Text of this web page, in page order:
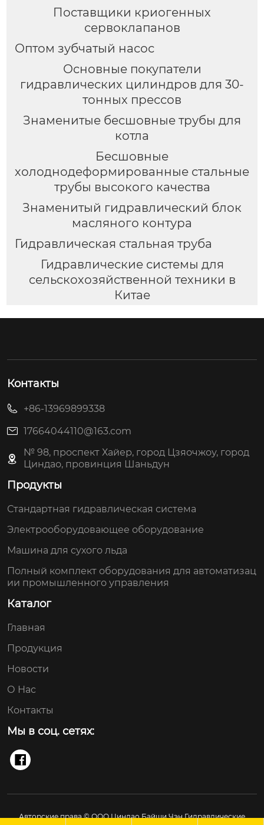
Поставщики криогенных
сервоклапанов
Оптом зубчатый насос
Основные покупатели
гидравлических цилиндров для 30-
тонных прессов
Знаменитые бесшовные трубы для
котла
Бесшовные
холоднодеформированные стальные
трубы высокого качества
Знаменитый гидравлический блок
масляного контура
Гидравлическая стальная труба
Гидравлические системы для
сельскохозяйственной техники в
Китае
Контакты
+86-13969899338
17664044110@163.com
№ 98, проспект Хайер, город Цзяочжоу, город
Циндао, провинция Шаньдун
Продукты
Стандартная гидравлическая система
Электрооборудовающее оборудование
Машина для сухого льда
Полный комплект оборудования для автоматизац
ии промышленного управления
Каталог
Главная
Продукция
Новости
О Нас
Контакты
Мы в соц. сетях:

Авторские права © ООО Циндао Байши Чэн Гидравлические